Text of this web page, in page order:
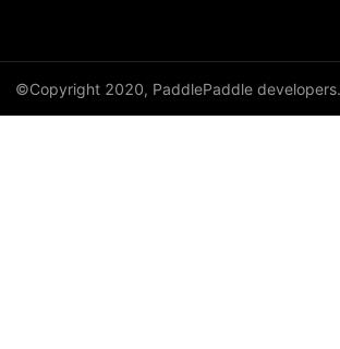
©Copyright 2020, PaddlePaddle developers.